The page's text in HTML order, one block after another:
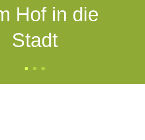
Hof in die
Stadt